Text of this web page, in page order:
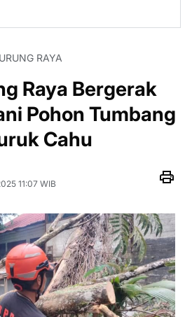
RAYA
Raya Bergerak
Pohon Tumbang
Cahu
11:07 WIB